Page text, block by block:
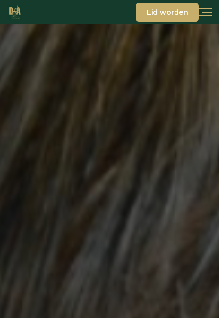
Lid worden